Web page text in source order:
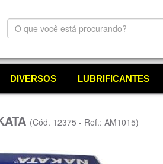
O
que
está
DIVERSOS LUBRIFICANTES
(Cód. 12375 - Ref.: AM1015)